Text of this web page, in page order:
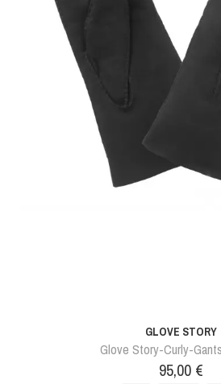
GLOVE STORY
Glove Story-Curly-
Prix
95,00 €